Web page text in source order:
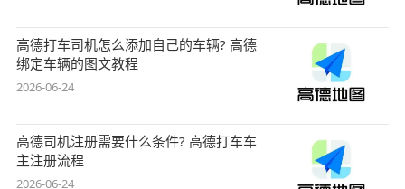
高德打车司机怎么添加自己的车辆? 高德
绑定车辆的图文教程
2026-06-24
高德司机注册需要什么条件? 高德打车车
主注册流程
2026-06-24